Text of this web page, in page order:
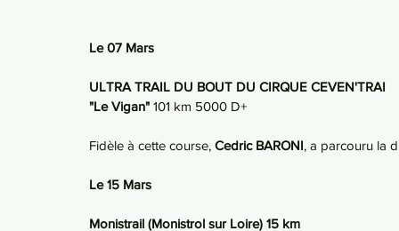
Le 07 Mars
ULTRA TRAIL DU BOUT DU CIRQUE CEVEN'TRAI
"Le Vigan" 101 km 5000 D+
Fidèle à cette course, Cedric BARONI, a parcouru la
Le 15 Mars
Monistrail (Monistrol sur Loire) 15 km